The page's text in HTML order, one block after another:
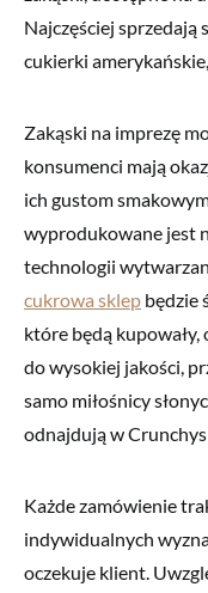
Najczęściej sprzedają
cukierki
Zakąski na imprezę
konsumenci mają
ich gustom
wyprodukowane jest
technologii
cukrowa sklep będzie
które będą kupowały,
do wysokiej jakości,
samo miłośnicy
odnajdują w
Każde zamówienie
indywidualnych
oczekuje klient.